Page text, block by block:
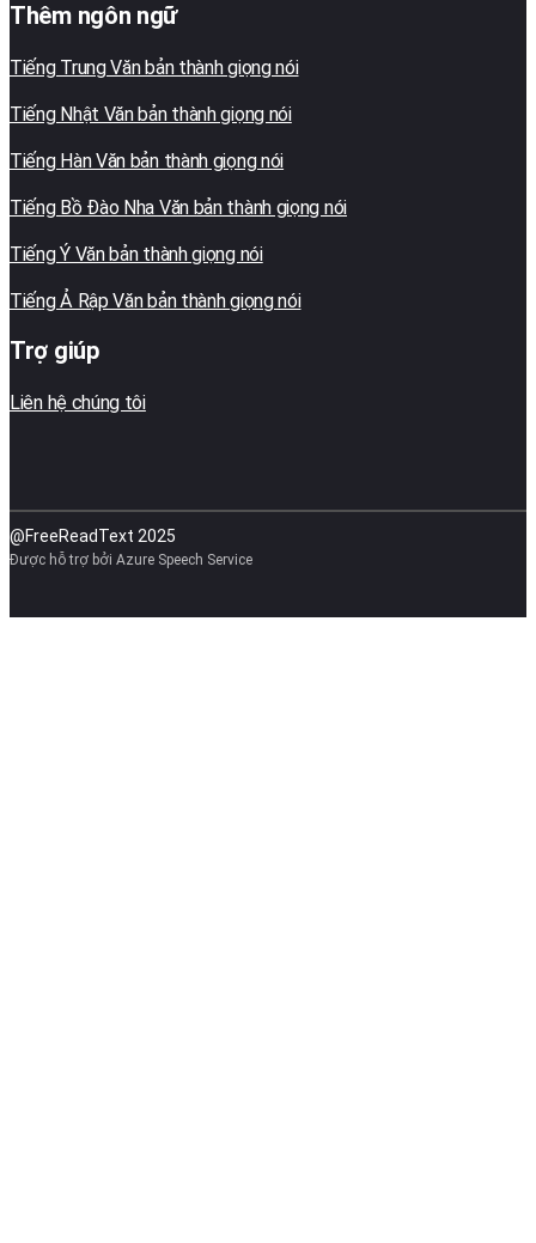
Thêm ngôn ngữ
Tiếng Trung Văn bản thành giọng nói
Tiếng Nhật Văn bản thành giọng nói
Tiếng Hàn Văn bản thành giọng nói
Tiếng Bồ Đào Nha Văn bản thành giọng nói
Tiếng Ý Văn bản thành giọng nói
Tiếng Ả Rập Văn bản thành giọng nói
Trợ giúp
Liên hệ chúng tôi
@FreeReadText 2025
Được hỗ trợ bởi Azure Speech Service